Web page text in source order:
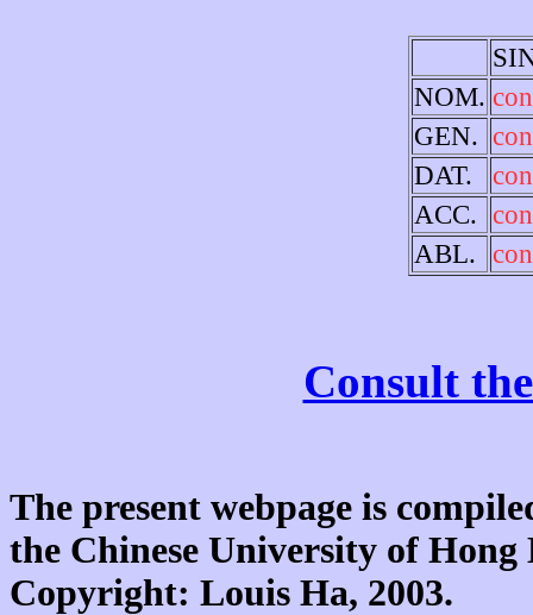
NOM.
GEN.
DAT.
ACC.
ABL.
Consult
The present webpage is
the Chinese University of
Copyright: Louis Ha, 2003.